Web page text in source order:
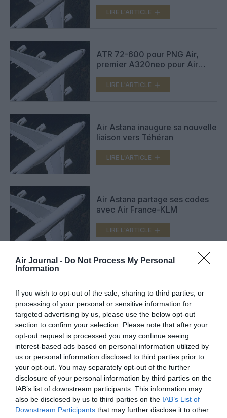
Air Journal - Do Not Process My Personal
Information
If you wish to opt-out of the sale, sharing to third parties, or
processing of your personal or sensitive information for
targeted advertising by us, please use the below opt-out
section to confirm your selection. Please note that after your
opt-out request is processed you may continue seeing
interest-based ads based on personal information utilized by
us or personal information disclosed to third parties prior to
your opt-out. You may separately opt-out of the further
disclosure of your personal information by third parties on the
IAB’s list of downstream participants. This information may
also be disclosed by us to third parties on the IAB’s List of
Downstream Participants that may further disclose it to other
LIRE L'ARTICLE
ATR 72-600 pour PNG Air,
premier A320neo pour Air
LIRE L'ARTICLE
Air Astana inaugure sa nouvelle
liaison vers Téhéran
LIRE L'ARTICLE
Air Astana partage ses codes
avec Air France-KLM
LIRE L'ARTICLE
LIRE L'ARTICLE
VOIR PLUS D'ARTICLES
FAIRE UN DON